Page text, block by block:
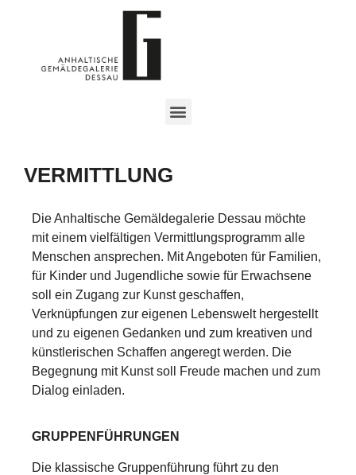
VERMITTLUNG
Die Anhaltische Gemäldegalerie Dessau möchte
mit einem vielfältigen Vermittlungsprogramm alle
Menschen ansprechen. Mit Angeboten für Familien,
für Kinder und Jugendliche sowie für Erwachsene
soll ein Zugang zur Kunst geschaffen,
Verknüpfungen zur eigenen Lebenswelt hergestellt
und zu eigenen Gedanken und zum kreativen und
künstlerischen Schaffen angeregt werden. Die
Begegnung mit Kunst soll Freude machen und zum
Dialog einladen.
GRUPPENFÜHRUNGEN
Die klassische Gruppenführung führt zu den